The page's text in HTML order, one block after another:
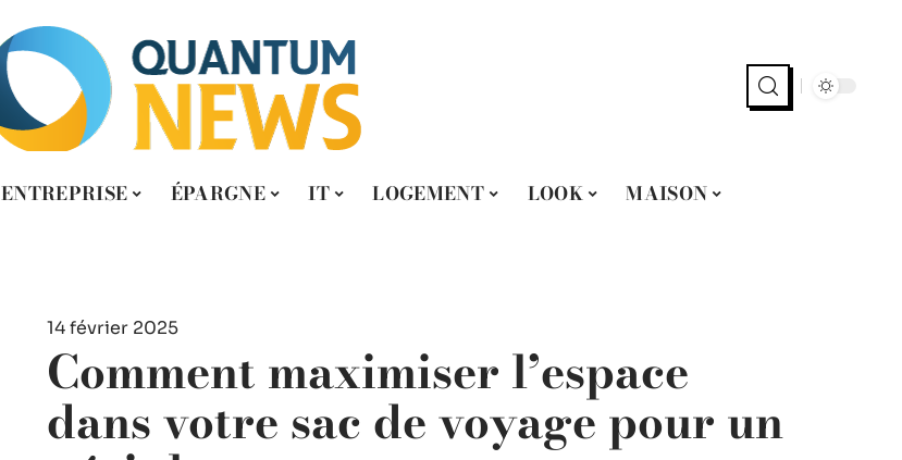
ENTREPRISE ÉPARGNE IT LOGEMENT LOOK
MAISON
14 février 2025
Comment maximiser l’espace
dans votre sac de voyage pour un